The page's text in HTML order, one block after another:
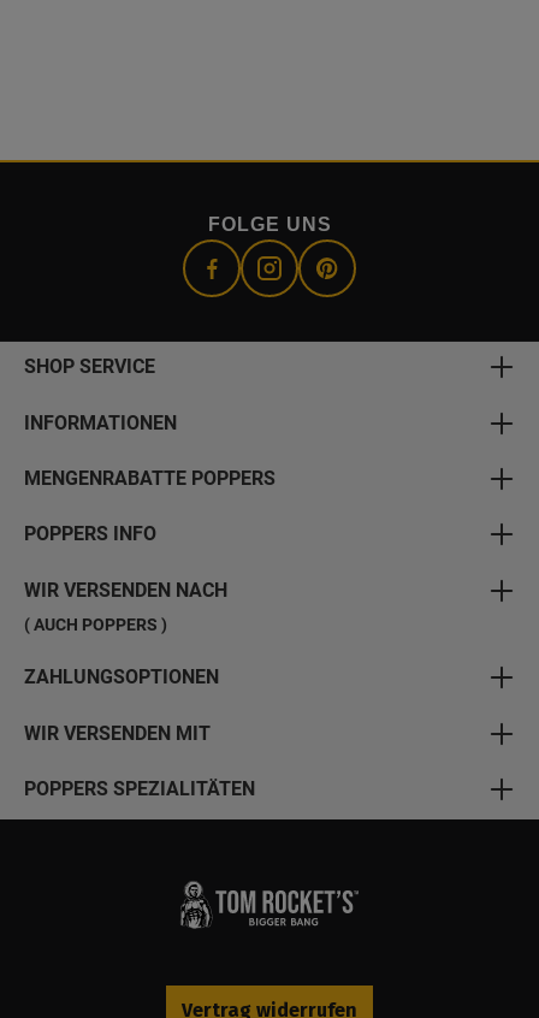
FOLGE UNS
SHOP SERVICE
INFORMATIONEN
MENGENRABATTE POPPERS
POPPERS INFO
WIR VERSENDEN NACH
( AUCH POPPERS )
ZAHLUNGSOPTIONEN
WIR VERSENDEN MIT
POPPERS SPEZIALITÄTEN
Vertrag widerrufen